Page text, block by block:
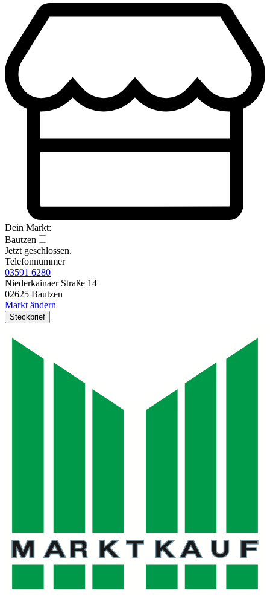
Dein Markt:
Bautzen
Jetzt geschlossen.
Telefonnummer
03591 6280
Niederkainaer Straße 14
02625 Bautzen
Markt ändern
Steckbrief